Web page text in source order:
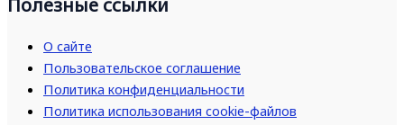
Полезные ссылки
О сайте
Пользовательское соглашение
Политика конфиденциальности
Политика использования cookie-файлов